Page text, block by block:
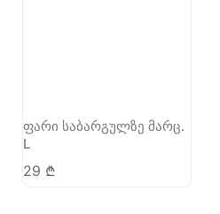
ფარი საბარგულზე მარც.
L
29 ₾